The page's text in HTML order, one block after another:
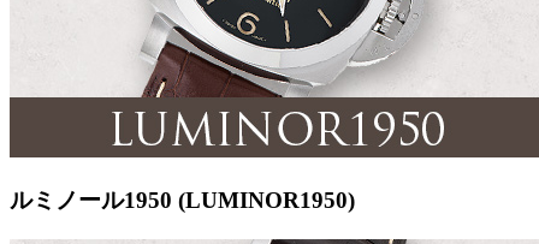
ルミノール1950 (LUMINOR1950)